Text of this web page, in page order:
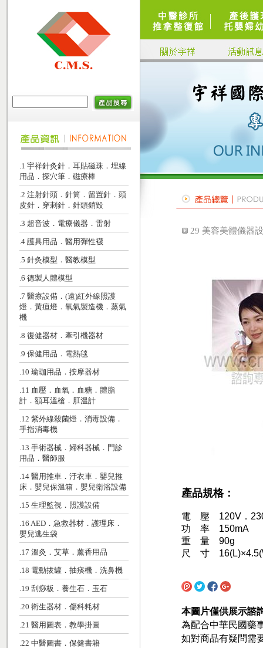
.1 宇祥針灸針．耳貼磁珠．埋線
用品．探穴筆．磁療棒
.2 注射針頭．針筒．留置針．頭
皮針．穿刺針．針頭銷毀
.3 超音波．電療儀器．雷射
.4 護具用品．醫用彈性襪
.5 針灸模型．醫教模型
.6 德製人體模型
.7 醫療設備．(遠)紅外線照護
燈．黃疸燈．氧氣製造機．蒸氣
機
.8 復健器材．牽引機器材
.9 保健用品．電熱毯
.10 瑜珈用品．按摩器材
.11 血壓．血氧．血糖．體脂
計．額耳溫槍．肛溫計
.12 紫外線殺菌燈．消毒設備．
手指消毒機
.13 手術器械．婦科器械．門診
用品．醫師服
.14 醫用推車．汙衣車．嬰兒推
床．嬰兒保溫箱．嬰兒衛浴設備
.15 生理監視．照護設備
.16 AED．急救器材．護理床．
嬰兒逃生袋
.17 溫灸．艾草．薰香用品
.18 電動拔罐．抽痰機．洗鼻機
.19 刮痧板．養生石．玉石
.20 衛生器材．傷科耗材
.21 醫用圖表．教學掛圖
.22 中醫圖書．保健書籍
29 美容美體儀器
產品規格：
電 壓 120V．
功 率 150mA
重 量 90g
尺 寸
本圖片僅供展示諮
為配合中華民國藥
如對商品有疑問需